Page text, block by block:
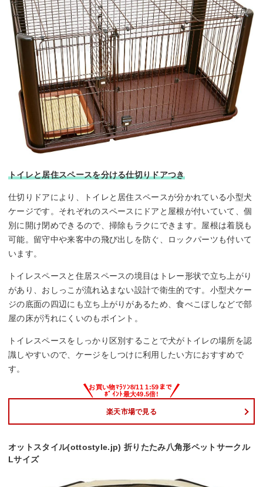
トイレと居住スペースを分ける仕切りドアつき
仕切りドアにより、トイレと居住スペースが分かれている小型犬
ケージです。それぞれのスペースにドアと屋根が付いていて、個
別に開け閉めできるので、掃除もラクにできます。屋根は着脱も
可能。留守中や来客中の飛び出しを防ぐ、ロックパーツも付いて
います。
トイレスペースと住居スペースの境目はトレー形状で立ち上がり
があり、おしっこが流れ込まない設計で衛生的です。小型犬ケー
ジの底面の四辺にも立ち上がりがあるため、食べこぼしなどで部
屋の床が汚れにくいのもポイント。
トイレスペースをしっかり区別することで犬がトイレの場所を認
識しやすいので、ケージをしつけに利用したい方におすすめで
す。
楽天市場で見る
オットスタイル(ottostyle.jp) 折りたたみ八角形ペットサークル
Lサイズ